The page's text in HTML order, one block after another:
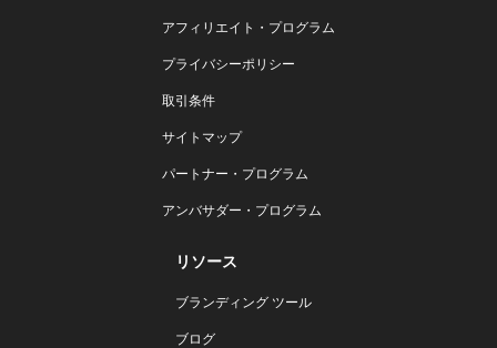
アフィリエイト・プログラム
プライバシーポリシー
取引条件
サイトマップ
パートナー・プログラム
アンバサダー・プログラム
リソース
ブランディング ツール
ブログ